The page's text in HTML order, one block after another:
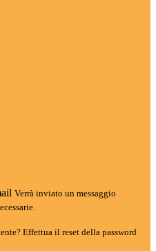
Verrà inviato un messaggio
Effettua il reset della password